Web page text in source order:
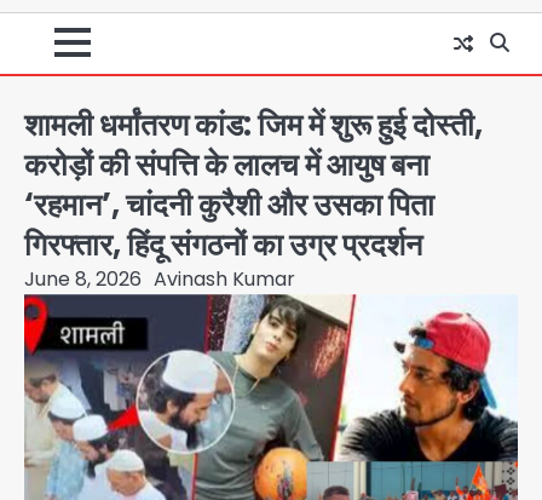
शामली धर्मांतरण कांड: जिम में शुरू हुई दोस्ती,
करोड़ों की संपत्ति के लालच में आयुष बना
‘रहमान’, चांदनी कुरैशी और उसका पिता
गिरफ्तार, हिंदू संगठनों का उग्र प्रदर्शन
June 8, 2026 Avinash Kumar